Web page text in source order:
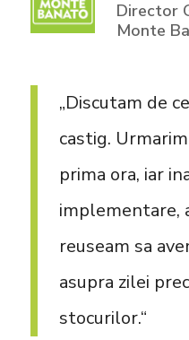
Director
Monte
„Discutam de
castig.
prima ora, iar
implementare,
reuseam sa
asupra zilei
stocurilor.“